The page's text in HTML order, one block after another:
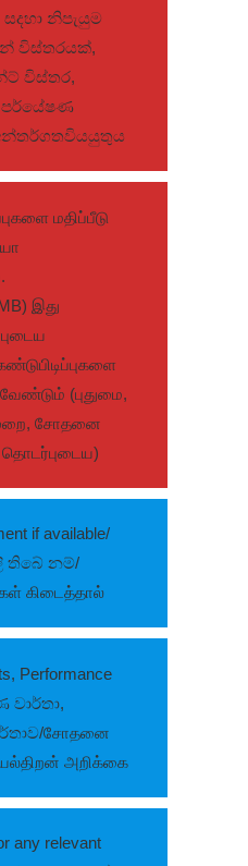
නිපැයුම
විස්තරයක්,
විස්තර,
පර්යේෂණ
மதிப்பீடு
இது
(புதுமை,
சோதனை
if available/
තිබේ නම්/
கிடைத்தால்
Performance
වාර්තා,
சோதனை
அறிக்கை
any relevant